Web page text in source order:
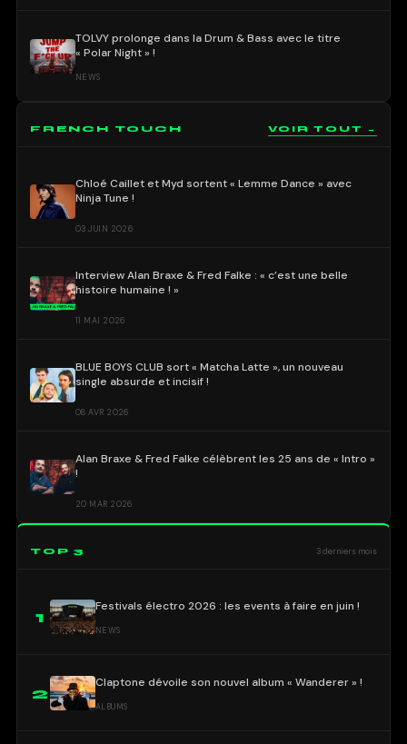
TOLVY prolonge dans la Drum & Bass avec le titre
« Polar Night » !
NEWS
FRENCH TOUCH VOIR TOUT →
Chloé Caillet et Myd sortent « Lemme Dance » avec
Ninja Tune !
03 JUIN 2026
Interview Alan Braxe & Fred Falke : « c’est une belle
histoire humaine ! »
11 MAI 2026
BLUE BOYS CLUB sort « Matcha Latte », un nouveau
single absurde et incisif !
08 AVR 2026
Alan Braxe & Fred Falke célèbrent les 25 ans de « Intro »
!
20 MAR 2026
TOP 3 3 derniers mois
1
Festivals électro 2026 : les events à faire en juin !
NEWS
2
Claptone dévoile son nouvel album « Wanderer » !
ALBUMS